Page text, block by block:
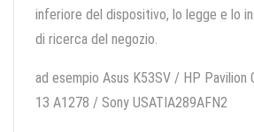
inferiore del dispositivo, lo legge e lo
di ricerca del negozio.
ad esempio Asus K53SV / HP Pavilion
13 A1278 / Sony USATIA289AFN2